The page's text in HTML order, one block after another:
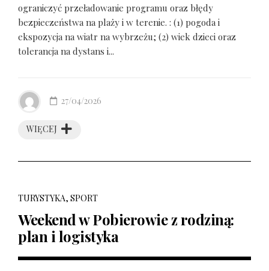
ograniczyć przeładowanie programu oraz błędy
bezpieczeństwa na plaży i w terenie. : (1) pogoda i
ekspozycja na wiatr na wybrzeżu; (2) wiek dzieci oraz
tolerancja na dystans i...
WIĘCEJ
27/04/2026
TURYSTYKA, SPORT
Weekend w Pobierowie z rodziną:
plan i logistyka